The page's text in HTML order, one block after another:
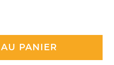
PANIER